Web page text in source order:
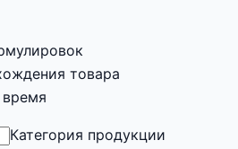
товара
Категория продукции